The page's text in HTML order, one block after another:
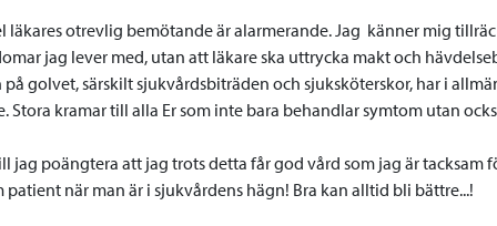
läkares otrevlig bemötande är alarmerande. Jag känner mig
jag lever med, utan att läkare ska uttrycka makt och
på golvet, särskilt sjukvårdsbiträden och sjuksköterskor, har i
Stora kramar till alla Er som inte bara behandlar symtom utan
jag poängtera att jag trots detta får god vård som jag är tacksam
patient när man är i sjukvårdens hägn! Bra kan alltid bli bättre...!